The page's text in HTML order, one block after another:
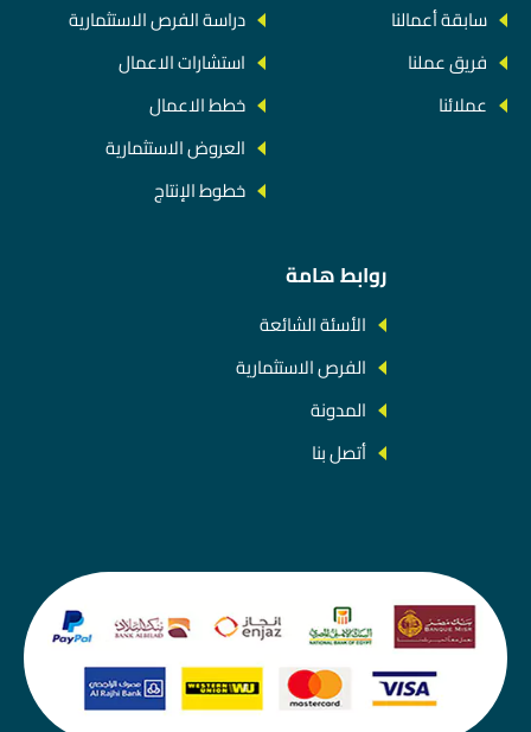
سابقة أعمالنا
فريق عملنا
عملائنا
دراسة الفرص الاستثمارية
استشارات الاعمال
خطط الاعمال
العروض الاستثمارية
خطوط الإنتاج
روابط هامة
الأسئة الشائعة
الفرص الاستثمارية
المدونة
أتصل بنا